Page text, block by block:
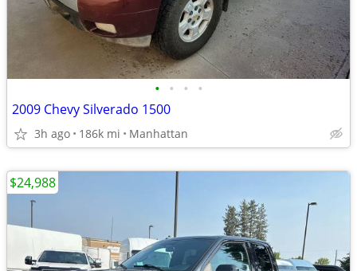
• • • •
2009 Chevy Silverado 1500
3h ago 186k mi Manhattan
$24,988